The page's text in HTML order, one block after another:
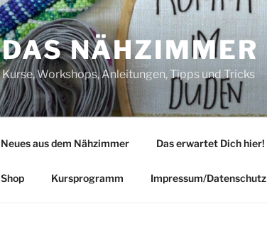
DAS NÄHZIMMER
Kurse, Workshops, Anleitungen, Tipps und Tricks
Neues aus dem Nähzimmer Das erwartet Dich hier!
Shop Kursprogramm Impressum/Datenschutz